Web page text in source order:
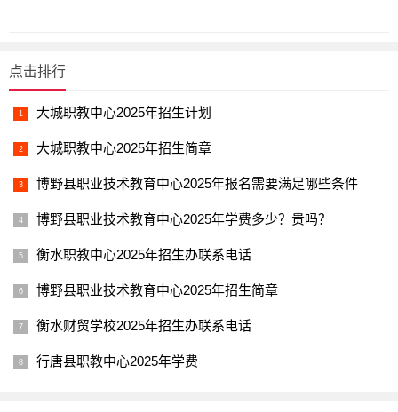
点击排行
大城职教中心2025年招生计划
大城职教中心2025年招生简章
博野县职业技术教育中心2025年报名需要满足哪些条件
博野县职业技术教育中心2025年学费多少？贵吗？
衡水职教中心2025年招生办联系电话
博野县职业技术教育中心2025年招生简章
衡水财贸学校2025年招生办联系电话
行唐县职教中心2025年学费